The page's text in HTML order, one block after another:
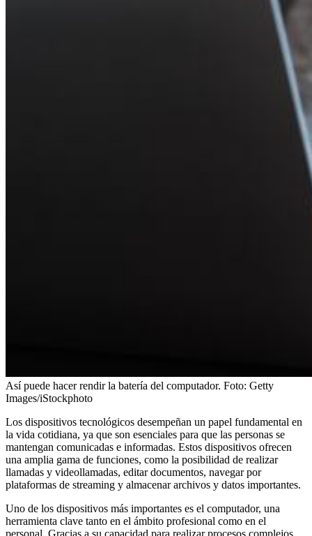
Así puede hacer rendir la batería del computador. Foto: Getty
Images/iStockphoto
Los dispositivos tecnológicos desempeñan un papel fundamental en
la vida cotidiana, ya que son esenciales para que las personas se
mantengan comunicadas e informadas. Estos dispositivos ofrecen
una amplia gama de funciones, como la posibilidad de realizar
llamadas y videollamadas, editar documentos, navegar por
plataformas de streaming y almacenar archivos y datos importantes.
Uno de los dispositivos más importantes es el computador, una
herramienta clave tanto en el ámbito profesional como en el
personal. Gracias a su capacidad para realizar procesos complejos,